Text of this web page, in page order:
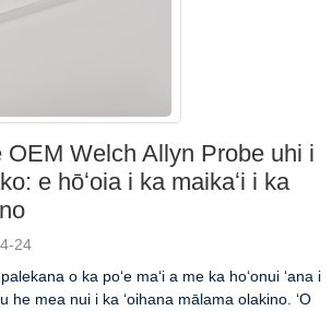
OEM Welch Allyn Probe uhi i
e hōʻoia i ka maikaʻi i ka
24
o ka poʻe maʻi a me ka hoʻonui ʻana i
he mea nui i ka ʻoihana mālama olakino. ʻO